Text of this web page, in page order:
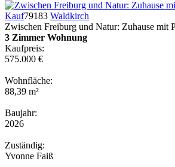
Kauf79183 Waldkirch
Zwischen Freiburg und Natur: Zuhause mit
3 Zimmer Wohnung
Kaufpreis:
575.000 €
Wohnfläche:
88,39 m²
Baujahr:
2026
Zuständig:
Yvonne Faiß